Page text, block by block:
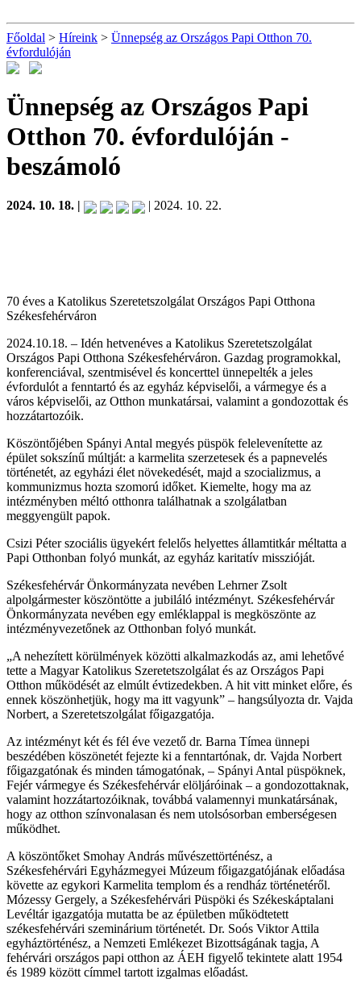
Főoldal > Híreink > Ünnepség az Országos Papi Otthon 70.
évfordulóján
Ünnepség az Országos Papi
Otthon 70. évfordulóján -
beszámoló
2024. 10. 18. | | 2024. 10. 22.
70 éves a Katolikus Szeretetszolgálat Országos Papi Otthona
Székesfehérváron
2024.10.18. – Idén hetvenéves a Katolikus Szeretetszolgálat
Országos Papi Otthona Székesfehérváron. Gazdag programokkal,
konferenciával, szentmisével és koncerttel ünnepelték a jeles
évfordulót a fenntartó és az egyház képviselői, a vármegye és a
város képviselői, az Otthon munkatársai, valamint a gondozottak és
hozzátartozóik.
Köszöntőjében Spányi Antal megyés püspök felelevenítette az
épület sokszínű múltját: a karmelita szerzetesek és a papnevelés
történetét, az egyházi élet növekedését, majd a szocializmus, a
kommunizmus hozta szomorú időket. Kiemelte, hogy ma az
intézményben méltó otthonra találhatnak a szolgálatban
meggyengült papok.
Csizi Péter szociális ügyekért felelős helyettes államtitkár méltatta a
Papi Otthonban folyó munkát, az egyház karitatív misszióját.
Székesfehérvár Önkormányzata nevében Lehrner Zsolt
alpolgármester köszöntötte a jubiláló intézményt. Székesfehérvár
Önkormányzata nevében egy emléklappal is megköszönte az
intézményvezetőnek az Otthonban folyó munkát.
„A nehezített körülmények közötti alkalmazkodás az, ami lehetővé
tette a Magyar Katolikus Szeretetszolgálat és az Országos Papi
Otthon működését az elmúlt évtizedekben. A hit vitt minket előre, és
ennek köszönhetjük, hogy ma itt vagyunk” – hangsúlyozta dr. Vajda
Norbert, a Szeretetszolgálat főigazgatója.
Az intézményt két és fél éve vezető dr. Barna Tímea ünnepi
beszédében köszönetét fejezte ki a fenntartónak, dr. Vajda Norbert
főigazgatónak és minden támogatónak, – Spányi Antal püspöknek,
Fejér vármegye és Székesfehérvár elöljáróinak – a gondozottaknak,
valamint hozzátartozóiknak, továbbá valamennyi munkatársának,
hogy az otthon színvonalasan és nem utolsósorban emberségesen
működhet.
A köszöntőket Smohay András művészettörténész, a
Székesfehérvári Egyházmegyei Múzeum főigazgatójának előadása
követte az egykori Karmelita templom és a rendház történetéről.
Mózessy Gergely, a Székesfehérvári Püspöki és Székeskáptalani
Levéltár igazgatója mutatta be az épületben működtetett
székesfehérvári szeminárium történetét. Dr. Soós Viktor Attila
egyháztörténész, a Nemzeti Emlékezet Bizottságának tagja, A
fehérvári országos papi otthon az ÁEH figyelő tekintete alatt 1954
és 1989 között címmel tartott izgalmas előadást.